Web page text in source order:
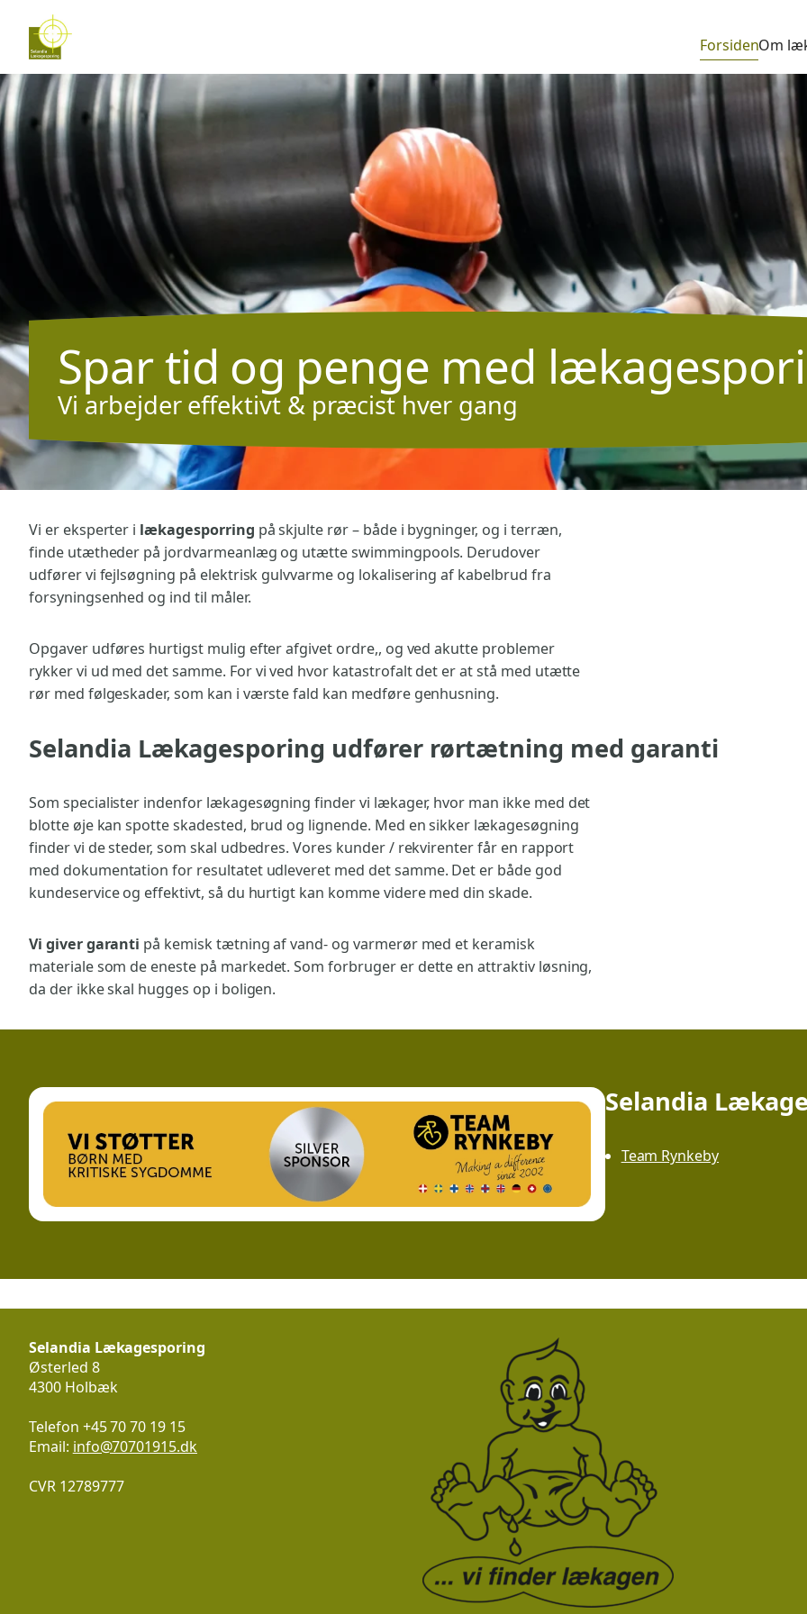
ForsidenOm
Spar tid og penge med
Vi arbejder effektivt & præcist hver gang
Vi er eksperter i lækagesporring på skjulte rør – både i bygninger, og i terræn,
finde utætheder på jordvarmeanlæg og utætte swimmingpools. Derudover
udfører vi fejlsøgning på elektrisk gulvvarme og lokalisering af kabelbrud fra
forsyningsenhed og ind til måler.
Opgaver udføres hurtigst mulig efter afgivet ordre,, og ved akutte problemer
rykker vi ud med det samme. For vi ved hvor katastrofalt det er at stå med utætte
rør med følgeskader, som kan i værste fald kan medføre genhusning.
Selandia Lækagesporing udfører rørtætning med garanti
Som specialister indenfor lækagesøgning finder vi lækager, hvor man ikke med det
blotte øje kan spotte skadested, brud og lignende. Med en sikker lækagesøgning
finder vi de steder, som skal udbedres. Vores kunder / rekvirenter får en rapport
med dokumentation for resultatet udleveret med det samme. Det er både god
kundeservice og effektivt, så du hurtigt kan komme videre med din skade.
Vi giver garanti på kemisk tætning af vand- og varmerør med et keramisk
materiale som de eneste på markedet. Som forbruger er dette en attraktiv løsning,
da der ikke skal hugges op i boligen.
Selandia
Team Rynkeby
Selandia Lækagesporing
Østerled 8
4300 Holbæk
Telefon +45 70 70 19 15
Email: info@70701915.dk
CVR 12789777